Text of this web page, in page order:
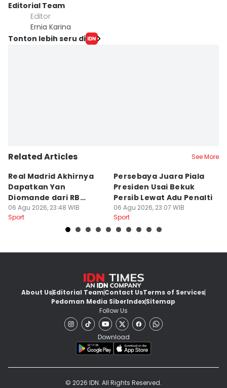
Editorial Team
Editor
Ernia Karina
Tonton lebih seru di
Related Articles See More
Real Madrid Akhirnya
Dapatkan Yan
Diomande dari RB
Leipzig
06 Agu 2026, 23:48 WIB
Sport
Persebaya Juara Piala
Presiden Usai Bekuk
Persib Lewat Adu Penalti
06 Agu 2026, 23:07 WIB
Sport
About UsEditorial TeamContact UsTerms of Services
Pedoman Media SiberIndexSitemap
Follow Us
Download
© 2026 IDN. All Rights Reserved.